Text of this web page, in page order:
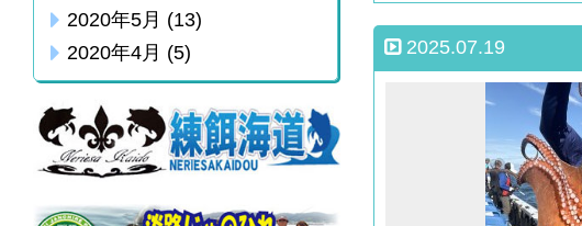
2020年5月 (13)
2020年4月 (5) 2025.07.19